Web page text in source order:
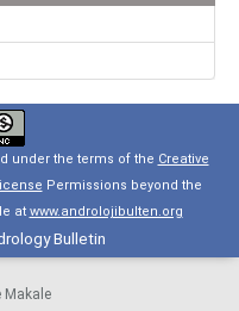
under the terms of the Creative
Permissions beyond the
at www.androlojibulten.org
Bulletin
Makale